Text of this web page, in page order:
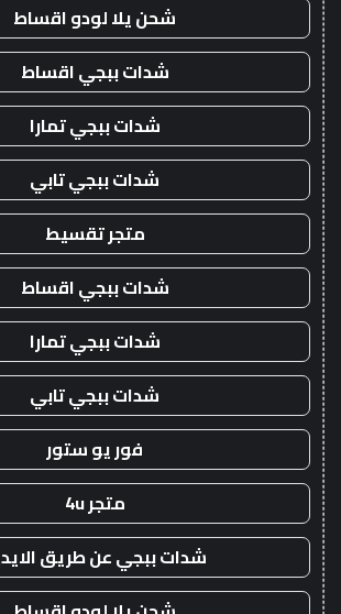
شحن يلا لودو اقساط
شدات ببجي اقساط
شدات ببجي تمارا
شدات ببجي تابي
متجر تقسيط
شدات ببجي اقساط
شدات ببجي تمارا
شدات ببجي تابي
فور يو ستور
متجر 4u
شدات ببجي عن طريق